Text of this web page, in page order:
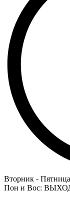
Вторник -
Пон и Вос: